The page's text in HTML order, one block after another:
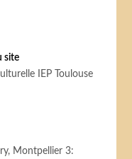
site
IEP Toulouse
Montpellier 3: